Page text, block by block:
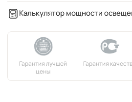
Калькулятор мощности